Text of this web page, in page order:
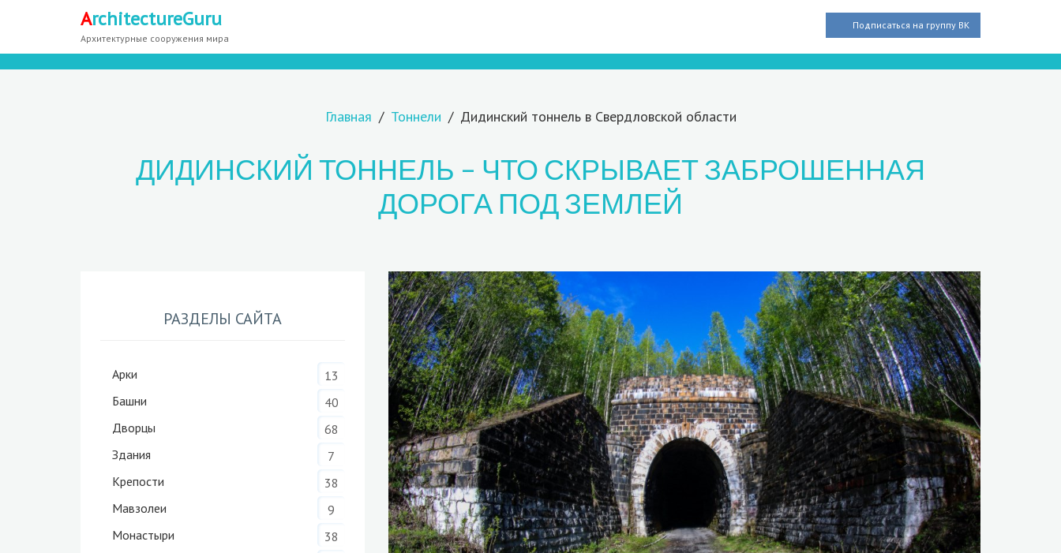
ArchitectureGuru
Архитектурные сооружения мира
Подписаться на группу ВК
Главная Тоннели Дидинский тоннель в Свердловской области
ДИДИНСКИЙ ТОННЕЛЬ – ЧТО СКРЫВАЕТ ЗАБРОШЕННАЯ
ДОРОГА ПОД ЗЕМЛЕЙ
РАЗДЕЛЫ САЙТА
Арки
13
Башни
40
Дворцы
68
Здания
7
Крепости
38
Мавзолеи
9
Монастыри
38